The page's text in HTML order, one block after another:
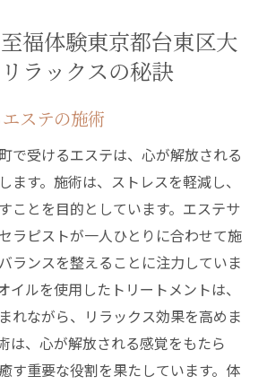
福体験東京都台東区大
ラックスの秘訣
ステの施術
で受けるエステは、心が解放される
ます。施術は、ストレスを軽減し、
ことを目的としています。エステサ
ラピストが一人ひとりに合わせて施
ランスを整えることに注力していま
イルを使用したトリートメントは、
れながら、リラックス効果を高めま
は、心が解放される感覚をもたら
す重要な役割を果たしています。体